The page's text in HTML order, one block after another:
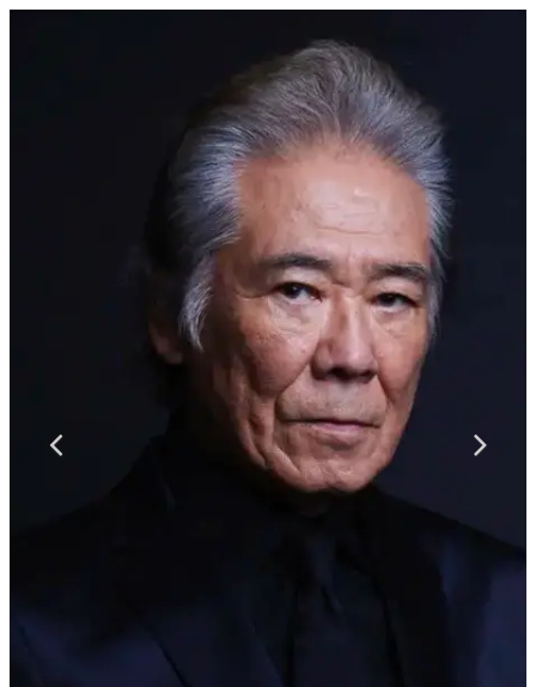
ゲームが変えた日本語
「経験値」「裏技」「ラスボス」… ゲームにまつわる言葉
の起源や用法の変遷を、コンピューター文化史研究家・タ
イニーP氏が徹底調査。
カテゴリ